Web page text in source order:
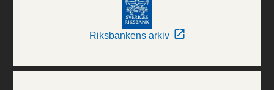
Riksbankens arkiv